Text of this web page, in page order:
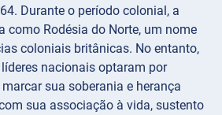
Durante o período colonial, a
como Rodésia do Norte, um nome
coloniais britânicas. No entanto,
nacionais optaram por
sua soberania e herança
sua associação à vida, sustento